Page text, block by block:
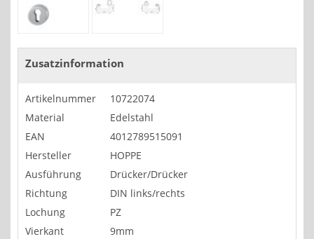
Zusatzinformation
Artikelnummer
10722074
Material
Edelstahl
EAN
4012789515091
Hersteller
HOPPE
Ausführung
Drücker/Drücker
Richtung
DIN links/rechts
Lochung
PZ
Vierkant
9mm